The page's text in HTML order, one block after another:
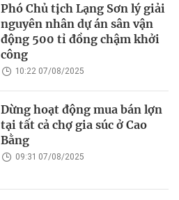
Phó Chủ tịch Lạng Sơn lý giải
nguyên nhân dự án sân vận
động 500 tỉ đồng chậm khởi
công
10:22 07/08/2025
Dừng hoạt động mua bán lợn
tại tất cả chợ gia súc ở Cao
Bằng
09:31 07/08/2025